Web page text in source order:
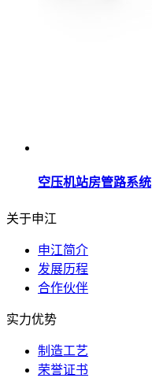
空压机站房管路系统
关于申江
申江简介
发展历程
合作伙伴
实力优势
制造工艺
荣誉证书